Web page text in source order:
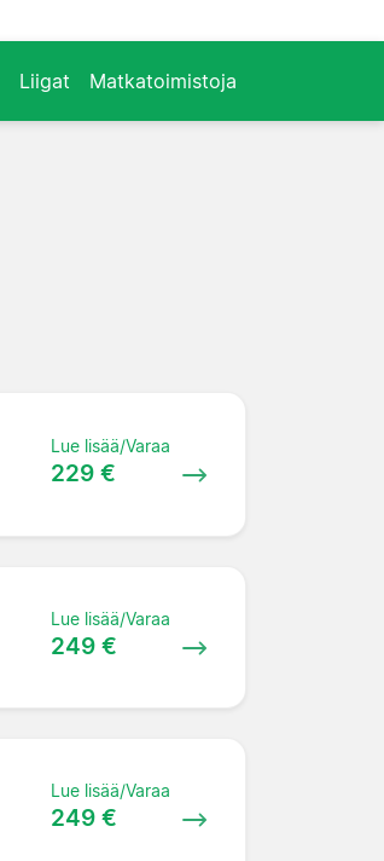
Liigat Matkatoimistoja
Lue lisää/Varaa
229 €
Lue lisää/Varaa
249 €
Lue lisää/Varaa
249 €